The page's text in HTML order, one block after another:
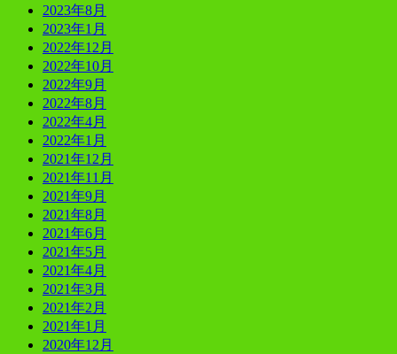
2023年8月
2023年1月
2022年12月
2022年10月
2022年9月
2022年8月
2022年4月
2022年1月
2021年12月
2021年11月
2021年9月
2021年8月
2021年6月
2021年5月
2021年4月
2021年3月
2021年2月
2021年1月
2020年12月